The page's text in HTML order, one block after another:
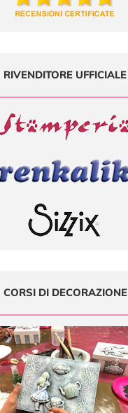
RIVENDITORE UFFICIALE
CORSI DI DECORAZIONE